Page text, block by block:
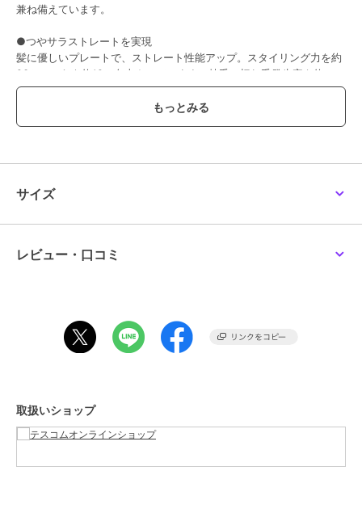
兼ね備えています。
●つやサラストレートを実現
髪に優しいプレートで、ストレート性能アップ。スタイリング力を約
23％、ツヤを約12％向上させています。枝毛・切れ毛発生率も約
60％低減し、髪に負担をかけずにまっすぐな仕上がりを実現します。
※メーカー測定方法により、メーカー従来品NIS3001との比較。ご使
用方法や髪質によって個人差があります。
ートを均一に温め、細やかなセンシング・制御を行うことで使用中も
温度が安定します。
※熱に弱いウィッグやつけ毛(エクステンション)の場合、熱による変
質・変形、アイロン部にからみ付く恐れがあります。お使いになる前
美容師の技術に着想を得て開発したバランスプレステクノロジーで、
摩擦によるダメージを抑制。
サイズ
レビュー・口コミ
取扱いショップ